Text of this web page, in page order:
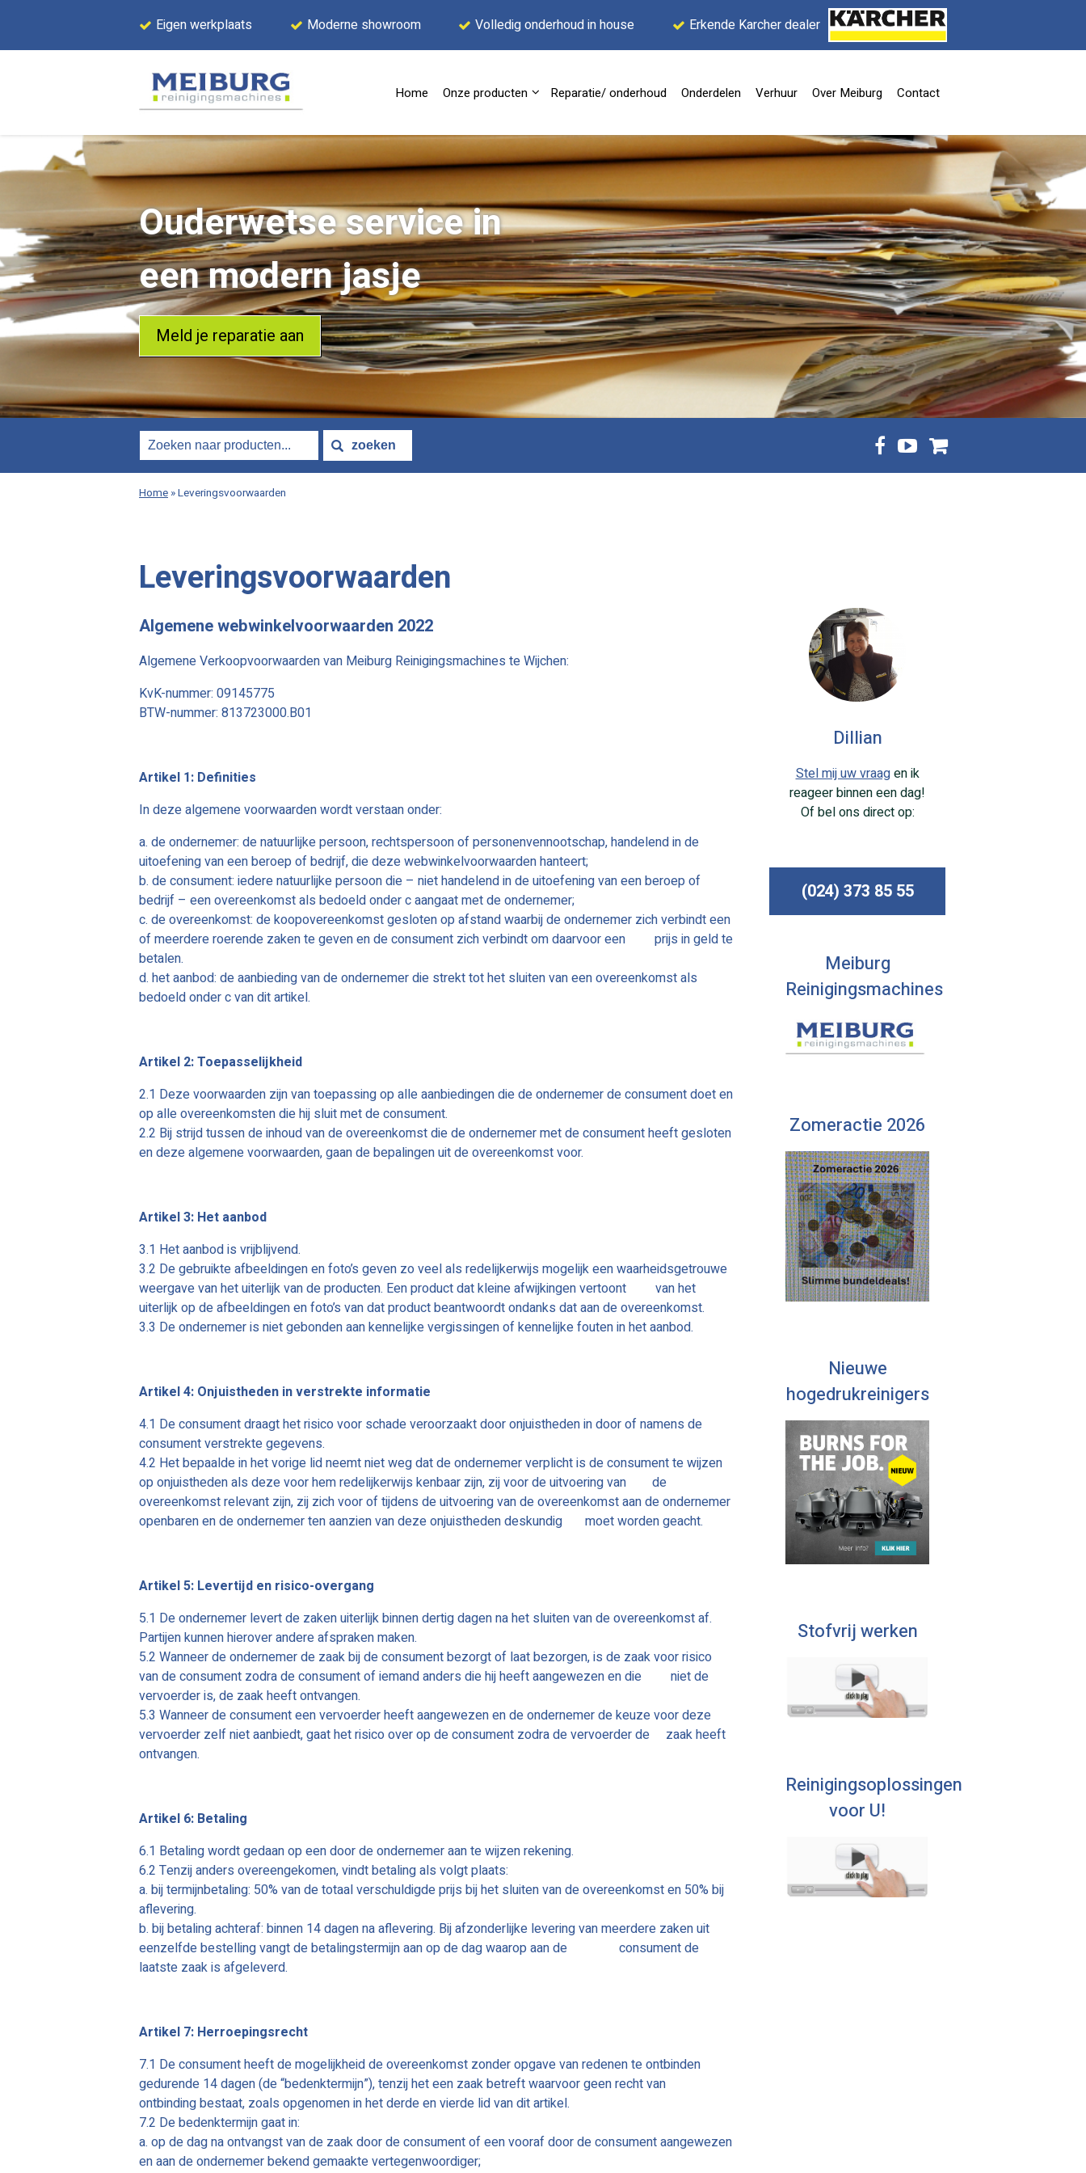
Eigen werkplaats Moderne showroom Volledig onderhoud in house Erkende Karcher dealer
Home Onze producten Reparatie/ onderhoud Onderdelen Verhuur Over Meiburg Contact
Ouderwetse service in
een modern jasje
Meld je reparatie aan
Home »Leveringsvoorwaarden
Leveringsvoorwaarden
Algemene webwinkelvoorwaarden 2022
Algemene Verkoopvoorwaarden van Meiburg Reinigingsmachines te Wijchen:
KvK-nummer: 09145775
BTW-nummer: 813723000.B01
Artikel 1: Definities
In deze algemene voorwaarden wordt verstaan onder:
a. de ondernemer: de natuurlijke persoon, rechtspersoon of personenvennootschap, handelend in de
uitoefening van een beroep of bedrijf, die deze webwinkelvoorwaarden hanteert;
b. de consument: iedere natuurlijke persoon die – niet handelend in de uitoefening van een beroep of
bedrijf – een overeenkomst als bedoeld onder c aangaat met de ondernemer;
c. de overeenkomst: de koopovereenkomst gesloten op afstand waarbij de ondernemer zich verbindt een
of meerdere roerende zaken te geven en de consument zich verbindt om daarvoor een prijs in geld te
betalen.
d. het aanbod: de aanbieding van de ondernemer die strekt tot het sluiten van een overeenkomst als
bedoeld onder c van dit artikel.
Artikel 2: Toepasselijkheid
2.1 Deze voorwaarden zijn van toepassing op alle aanbiedingen die de ondernemer de consument doet en
op alle overeenkomsten die hij sluit met de consument.
2.2 Bij strijd tussen de inhoud van de overeenkomst die de ondernemer met de consument heeft gesloten
en deze algemene voorwaarden, gaan de bepalingen uit de overeenkomst voor.
Artikel 3: Het aanbod
3.1 Het aanbod is vrijblijvend.
3.2 De gebruikte afbeeldingen en foto’s geven zo veel als redelijkerwijs mogelijk een waarheidsgetrouwe
weergave van het uiterlijk van de producten. Een product dat kleine afwijkingen vertoont van het
uiterlijk op de afbeeldingen en foto’s van dat product beantwoordt ondanks dat aan de overeenkomst.
3.3 De ondernemer is niet gebonden aan kennelijke vergissingen of kennelijke fouten in het aanbod.
Artikel 4: Onjuistheden in verstrekte informatie
4.1 De consument draagt het risico voor schade veroorzaakt door onjuistheden in door of namens de
consument verstrekte gegevens.
4.2 Het bepaalde in het vorige lid neemt niet weg dat de ondernemer verplicht is de consument te wijzen
op onjuistheden als deze voor hem redelijkerwijs kenbaar zijn, zij voor de uitvoering van de
overeenkomst relevant zijn, zij zich voor of tijdens de uitvoering van de overeenkomst aan de ondernemer
openbaren en de ondernemer ten aanzien van deze onjuistheden deskundig moet worden geacht.
Artikel 5: Levertijd en risico-overgang
5.1 De ondernemer levert de zaken uiterlijk binnen dertig dagen na het sluiten van de overeenkomst af.
Partijen kunnen hierover andere afspraken maken.
5.2 Wanneer de ondernemer de zaak bij de consument bezorgt of laat bezorgen, is de zaak voor risico
van de consument zodra de consument of iemand anders die hij heeft aangewezen en die niet de
vervoerder is, de zaak heeft ontvangen.
5.3 Wanneer de consument een vervoerder heeft aangewezen en de ondernemer de keuze voor deze
vervoerder zelf niet aanbiedt, gaat het risico over op de consument zodra de vervoerder de zaak heeft
ontvangen.
Artikel 6: Betaling
6.1 Betaling wordt gedaan op een door de ondernemer aan te wijzen rekening.
6.2 Tenzij anders overeengekomen, vindt betaling als volgt plaats:
a. bij termijnbetaling: 50% van de totaal verschuldigde prijs bij het sluiten van de overeenkomst en 50% bij
aflevering.
b. bij betaling achteraf: binnen 14 dagen na aflevering. Bij afzonderlijke levering van meerdere zaken uit
eenzelfde bestelling vangt de betalingstermijn aan op de dag waarop aan de consument de
laatste zaak is afgeleverd.
Artikel 7: Herroepingsrecht
7.1 De consument heeft de mogelijkheid de overeenkomst zonder opgave van redenen te ontbinden
gedurende 14 dagen (de “bedenktermijn”), tenzij het een zaak betreft waarvoor geen recht van
ontbinding bestaat, zoals opgenomen in het derde en vierde lid van dit artikel.
7.2 De bedenktermijn gaat in:
a. op de dag na ontvangst van de zaak door de consument of een vooraf door de consument aangewezen
en aan de ondernemer bekend gemaakte vertegenwoordiger;
Dillian
Stel mij uw vraagen ik
reageer binnen een dag!
Of bel ons direct op:
(024) 373 85 55
Meiburg
Reinigingsmachines
Zomeractie 2026
Nieuwe
hogedrukreinigers
Stofvrij werken
Reinigingsoplossingen
voor U!